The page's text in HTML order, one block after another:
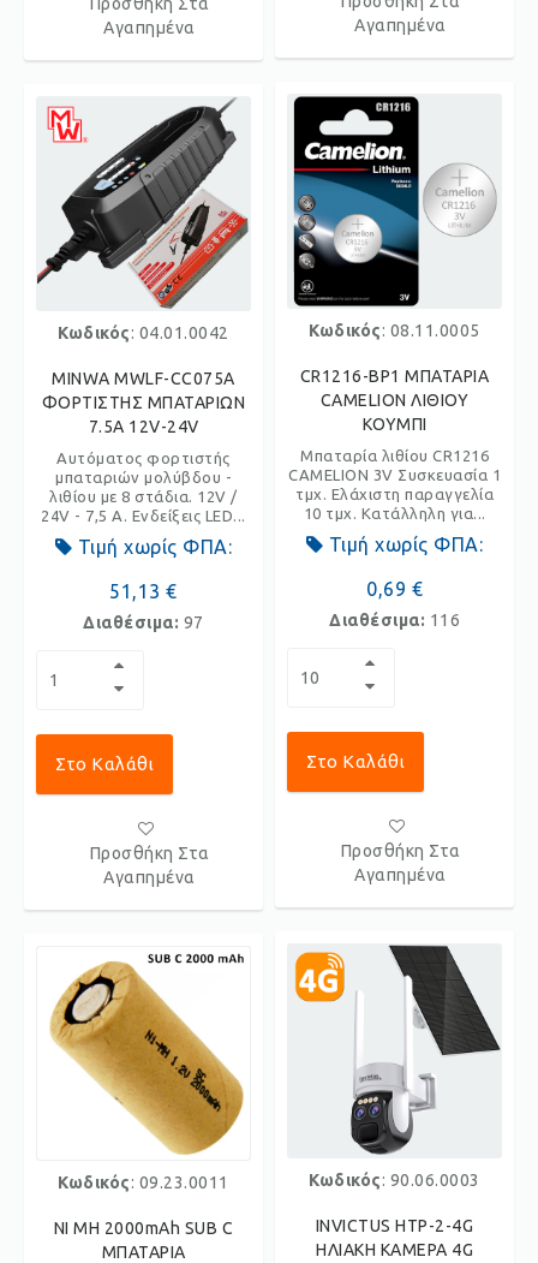
Αγαπημένα
Κωδικός: 04.01.0042
MINWA MWLF-CC075A
ΦΟΡΤΙΣΤΗΣ ΜΠΑΤΑΡΙΩΝ
7.5A 12V-24V
Αυτόματος φορτιστής
μπαταριών μολύβδου -
λιθίου με 8 στάδια. 12V /
24V - 7,5 A. Ενδείξεις LED...
Τιμή χωρίς ΦΠΑ:
51,13 €
Διαθέσιμα: 97
Στο Καλάθι
Προσθήκη Στα
Αγαπημένα
Κωδικός: 09.23.0011
NI MH 2000mAh SUB C
ΜΠΑΤΑΡΙΑ
Αγαπημένα
Κωδικός: 08.11.0005
CR1216-BP1 ΜΠΑΤΑΡΙΑ
CAMELION ΛΙΘΙΟΥ
ΚΟΥΜΠΙ
Μπαταρία λιθίου CR1216
CAMELION 3V Συσκευασία 1
τμχ. Ελάχιστη παραγγελία
10 τμχ. Κατάλληλη για...
Τιμή χωρίς ΦΠΑ:
0,69 €
Διαθέσιμα: 116
Στο Καλάθι
Προσθήκη Στα
Αγαπημένα
Κωδικός: 90.06.0003
INVICTUS HTP-2-4G
ΗΛΙΑΚΗ ΚΑΜΕΡΑ 4G